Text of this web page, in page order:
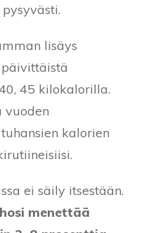
lisäys
45 kilokalorilla.
vuoden
kalorien
ei säily itsestään.
menettää